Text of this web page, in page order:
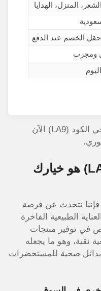
المنزل، الهدايا
الخصم عند الدفع
ومجرب
اليوم
لا تدعي فرصة التوفير تفوتك انسخي الكود (LA9) الآن
لماذا كود خصم لدينه (LA9) هو خيارك
نتحدث عن فرصة
الطبيعية الفاخرة
في توفير منتجات
نقية، وهو ما يجعله
بدائل صحية للمستحضرات